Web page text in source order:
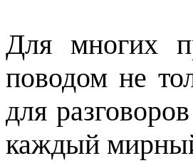
Для многих
поводом не
для
каждый